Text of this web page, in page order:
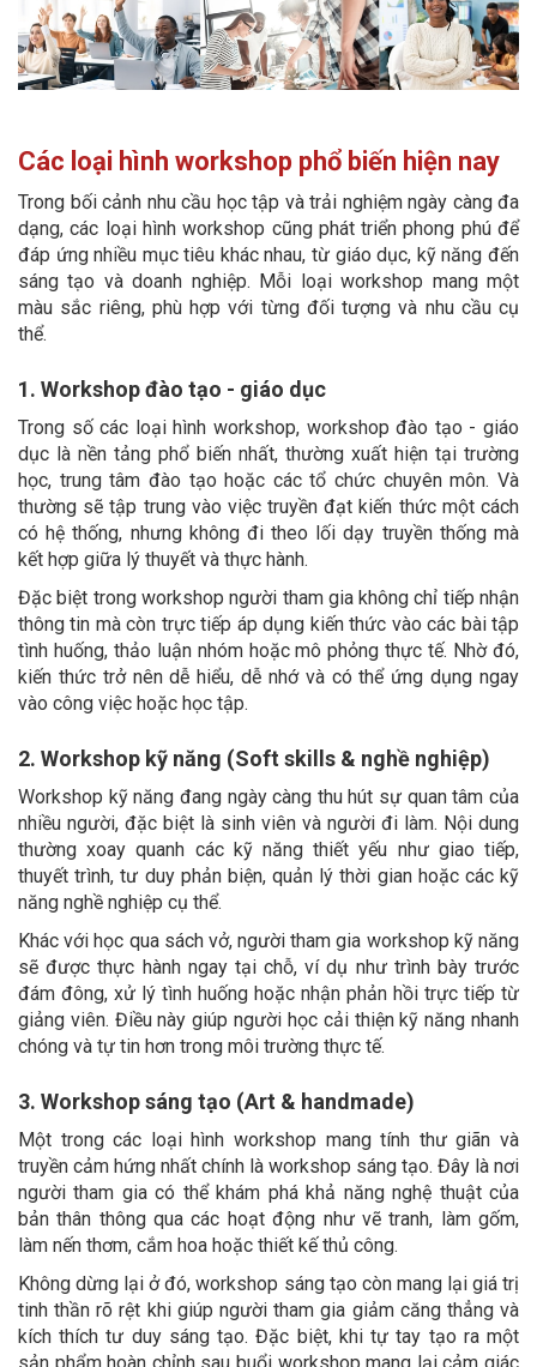
Các loại hình workshop phổ biến hiện nay
Trong bối cảnh nhu cầu học tập và trải nghiệm ngày càng đa
dạng, các loại hình workshop cũng phát triển phong phú để
đáp ứng nhiều mục tiêu khác nhau, từ giáo dục, kỹ năng đến
sáng tạo và doanh nghiệp. Mỗi loại workshop mang một
màu sắc riêng, phù hợp với từng đối tượng và nhu cầu cụ
thể.
1. Workshop đào tạo - giáo dục
Trong số các loại hình workshop, workshop đào tạo - giáo
dục là nền tảng phổ biến nhất, thường xuất hiện tại trường
học, trung tâm đào tạo hoặc các tổ chức chuyên môn. Và
thường sẽ tập trung vào việc truyền đạt kiến thức một cách
có hệ thống, nhưng không đi theo lối dạy truyền thống mà
kết hợp giữa lý thuyết và thực hành.
Đặc biệt trong workshop người tham gia không chỉ tiếp nhận
thông tin mà còn trực tiếp áp dụng kiến thức vào các bài tập
tình huống, thảo luận nhóm hoặc mô phỏng thực tế. Nhờ đó,
kiến thức trở nên dễ hiểu, dễ nhớ và có thể ứng dụng ngay
vào công việc hoặc học tập.
2. Workshop kỹ năng (Soft skills & nghề nghiệp)
Workshop kỹ năng đang ngày càng thu hút sự quan tâm của
nhiều người, đặc biệt là sinh viên và người đi làm. Nội dung
thường xoay quanh các kỹ năng thiết yếu như giao tiếp,
thuyết trình, tư duy phản biện, quản lý thời gian hoặc các kỹ
năng nghề nghiệp cụ thể.
Khác với học qua sách vở, người tham gia workshop kỹ năng
sẽ được thực hành ngay tại chỗ, ví dụ như trình bày trước
đám đông, xử lý tình huống hoặc nhận phản hồi trực tiếp từ
giảng viên. Điều này giúp người học cải thiện kỹ năng nhanh
chóng và tự tin hơn trong môi trường thực tế.
3. Workshop sáng tạo (Art & handmade)
Một trong các loại hình workshop mang tính thư giãn và
truyền cảm hứng nhất chính là workshop sáng tạo. Đây là nơi
người tham gia có thể khám phá khả năng nghệ thuật của
bản thân thông qua các hoạt động như vẽ tranh, làm gốm,
làm nến thơm, cắm hoa hoặc thiết kế thủ công.
Không dừng lại ở đó, workshop sáng tạo còn mang lại giá trị
tinh thần rõ rệt khi giúp người tham gia giảm căng thẳng và
kích thích tư duy sáng tạo. Đặc biệt, khi tự tay tạo ra một